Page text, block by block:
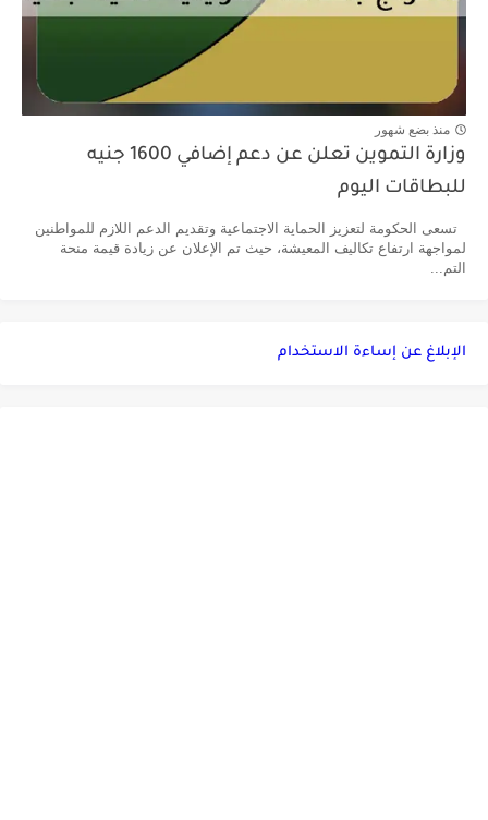
منذ بضع شهور
وزارة التموين تعلن عن دعم إضافي 1600 جنيه
للبطاقات اليوم
تسعى الحكومة لتعزيز الحماية الاجتماعية وتقديم الدعم اللازم للمواطنين
لمواجهة ارتفاع تكاليف المعيشة، حيث تم الإعلان عن زيادة قيمة منحة
التم...
الإبلاغ عن إساءة الاستخدام